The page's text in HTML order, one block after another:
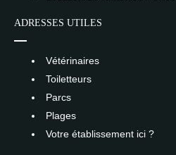
ADRESSES UTILES
Vétérinaires
Toiletteurs
Parcs
Plages
Votre établissement ici ?